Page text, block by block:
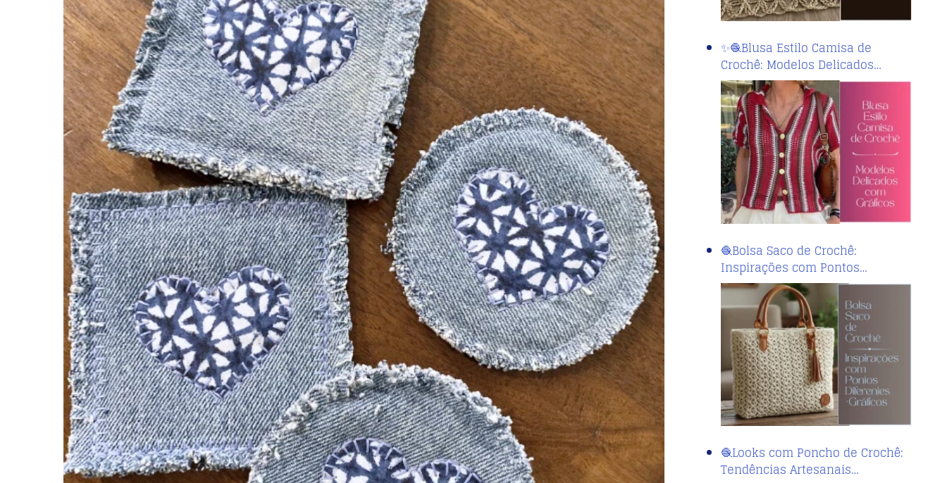
✨🧶Blusa Estilo Camisa de
Crochê: Modelos Delicados…
🧶Bolsa Saco de Crochê:
Inspirações com Pontos…
🧶Looks com Poncho de Crochê:
Tendências Artesanais…